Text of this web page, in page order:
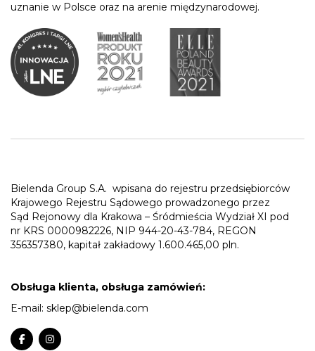
uznanie w Polsce oraz na arenie międzynarodowej.
Bielenda Group S.A. wpisana do rejestru przedsiębiorców
Krajowego Rejestru Sądowego prowadzonego przez
Sąd Rejonowy dla Krakowa – Śródmieścia Wydział XI pod
nr KRS 0000982226, NIP 944-20-43-784, REGON
356357380, kapitał zakładowy 1.600.465,00 pln.
Obsługa klienta, obsługa zamówień:
E-mail: sklep@bielenda.com